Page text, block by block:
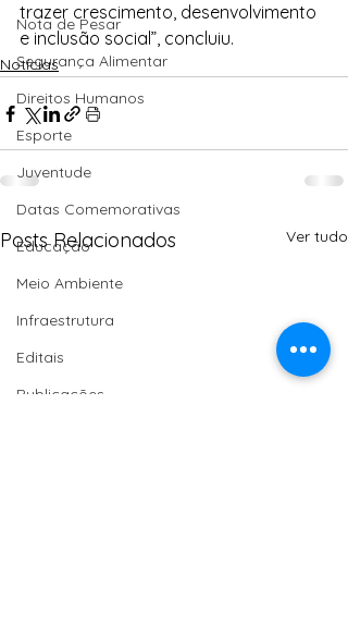
Nota de Pesar
Segurança Alimentar
Direitos Humanos
Esporte
Juventude
Datas Comemorativas
Educação
Meio Ambiente
Infraestrutura
Editais
Publicações
trazer crescimento, desenvolvimento
e inclusão social”, concluiu.
Notícias
Posts Relacionados Ver tudo